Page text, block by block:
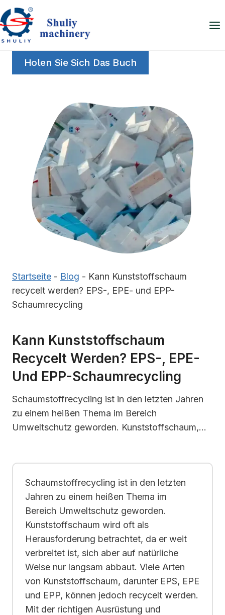
Zum
Inhalt
springen
Holen Sie Sich Das Buch
Startseite - Blog - Kann Kunststoffschaum
recycelt werden? EPS-, EPE- und EPP-
Schaumrecycling
Kann Kunststoffschaum
Recycelt Werden? EPS-, EPE-
Und EPP-Schaumrecycling
Schaumstoffrecycling ist in den letzten Jahren
zu einem heißen Thema im Bereich
Umweltschutz geworden. Kunststoffschaum,…
Schaumstoffrecycling ist in den letzten
Jahren zu einem heißen Thema im
Bereich Umweltschutz geworden.
Kunststoffschaum wird oft als
Herausforderung betrachtet, da er weit
verbreitet ist, sich aber auf natürliche
Weise nur langsam abbaut. Viele Arten
von Kunststoffschaum, darunter EPS, EPE
und EPP, können jedoch recycelt werden.
Mit der richtigen Ausrüstung und